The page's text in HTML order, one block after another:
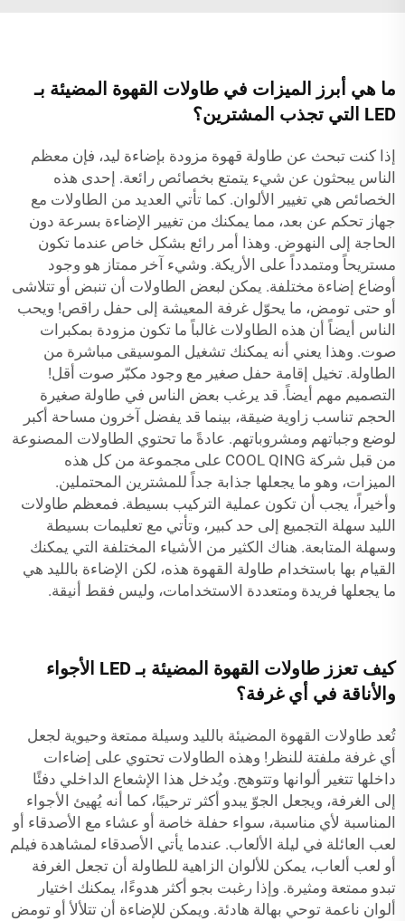
ما هي أبرز الميزات في طاولات القهوة المضيئة بـ
LED التي تجذب المشترين؟
إذا كنت تبحث عن طاولة قهوة مزودة بإضاءة ليد، فإن معظم
الناس يبحثون عن شيء يتمتع بخصائص رائعة. إحدى هذه
الخصائص هي تغيير الألوان. كما تأتي العديد من الطاولات مع
جهاز تحكم عن بعد، مما يمكنك من تغيير الإضاءة بسرعة دون
الحاجة إلى النهوض. وهذا أمر رائع بشكل خاص عندما تكون
مستريحاً ومتمدداً على الأريكة. وشيء آخر ممتاز هو وجود
أوضاع إضاءة مختلفة. يمكن لبعض الطاولات أن تنبض أو تتلاشى
أو حتى تومض، ما يحوّل غرفة المعيشة إلى حفل راقص! ويحب
الناس أيضاً أن هذه الطاولات غالباً ما تكون مزودة بمكبرات
صوت. وهذا يعني أنه يمكنك تشغيل الموسيقى مباشرة من
الطاولة. تخيل إقامة حفل صغير مع وجود مكبّر صوت أقل!
التصميم مهم أيضاً. قد يرغب بعض الناس في طاولة صغيرة
الحجم تناسب زاوية ضيقة، بينما قد يفضل آخرون مساحة أكبر
لوضع وجباتهم ومشروباتهم. عادةً ما تحتوي الطاولات المصنوعة
من قبل شركة COOL QING على مجموعة من كل هذه
الميزات، وهو ما يجعلها جذابة جداً للمشترين المحتملين.
وأخيراً، يجب أن تكون عملية التركيب بسيطة. فمعظم طاولات
الليد سهلة التجميع إلى حد كبير، وتأتي مع تعليمات بسيطة
وسهلة المتابعة. هناك الكثير من الأشياء المختلفة التي يمكنك
القيام بها باستخدام طاولة القهوة هذه، لكن الإضاءة بالليد هي
ما يجعلها فريدة ومتعددة الاستخدامات، وليس فقط أنيقة.
كيف تعزز طاولات القهوة المضيئة بـ LED الأجواء
والأناقة في أي غرفة؟
تُعد طاولات القهوة المضيئة بالليد وسيلة ممتعة وحيوية لجعل
أي غرفة ملفتة للنظر! وهذه الطاولات تحتوي على إضاءات
داخلها تتغير ألوانها وتتوهج. ويُدخل هذا الإشعاع الداخلي دفئًا
إلى الغرفة، ويجعل الجوّ يبدو أكثر ترحيبًا، كما أنه يُهيئ الأجواء
المناسبة لأي مناسبة، سواء حفلة خاصة أو عشاء مع الأصدقاء أو
لعب العائلة في ليلة الألعاب. عندما يأتي الأصدقاء لمشاهدة فيلم
أو لعب ألعاب، يمكن للألوان الزاهية للطاولة أن تجعل الغرفة
تبدو ممتعة ومثيرة. وإذا رغبت بجو أكثر هدوءًا، يمكنك اختيار
ألوان ناعمة توحي بهالة هادئة. ويمكن للإضاءة أن تتلألأ أو تومض